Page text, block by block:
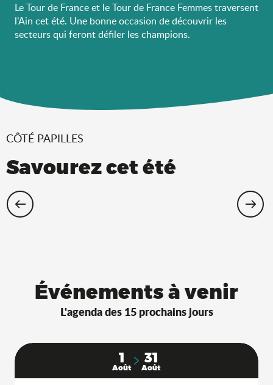
Le Tour de France et le Tour de France Femmes traversent
l’Ain cet été. Une bonne occasion de découvrir les
secteurs qui feront défiler les champions.
CÔTÉ PAPILLES
Savourez cet été
terrasse à l’ombre !
Événements à venir
L'agenda des 15 prochains jours
1
Août
31
Août